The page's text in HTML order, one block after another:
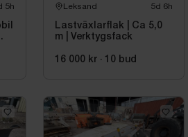
5h Leksand 5d 6h
Lastväxlarflak | Ca 5,0
m | Verktygsfack
16 000 kr · 10 bud